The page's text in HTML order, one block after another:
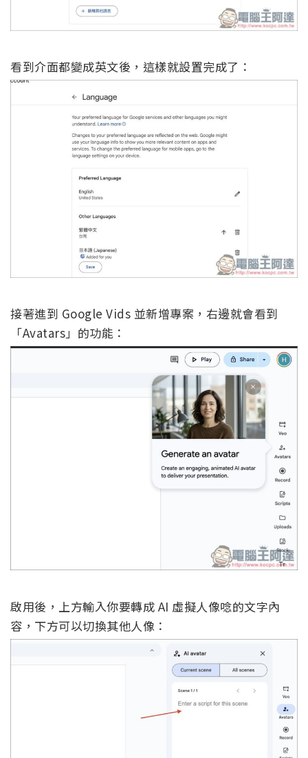
看到介面都變成英文後，這樣就設置完成了：
接著進到 Google Vids 並新增專案，右邊就會看到
「Avatars」的功能：
啟用後，上方輸入你要轉成 AI 虛擬人像唸的文字內
容，下方可以切換其他人像：